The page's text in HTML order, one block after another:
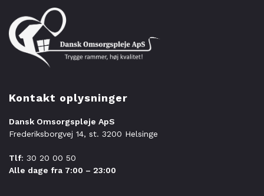
Kontakt oplysninger
Dansk Omsorgspleje ApS
Frederiksborgvej 14, st. 3200 Helsinge
Tlf: 30 20 00 50
Alle dage fra 7:00 – 23:00